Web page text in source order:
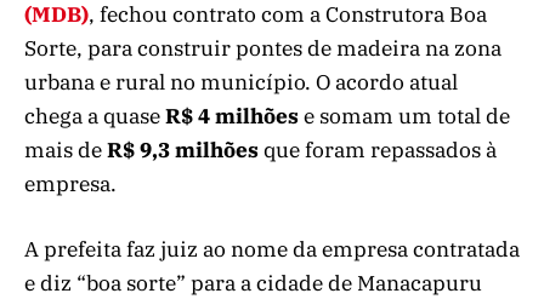
(MDB), fechou contrato com a Construtora Boa
Sorte, para construir pontes de madeira na zona
urbana e rural no município. O acordo atual
chega a quaseR$ 4 milhõese somam um total de
mais deR$ 9,3 milhõesque foram repassados à
empresa.
A prefeita faz juiz ao nome da empresa contratada
e diz “boa sorte” para a cidade de Manacapuru